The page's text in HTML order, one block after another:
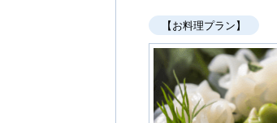
【お料理プラン】